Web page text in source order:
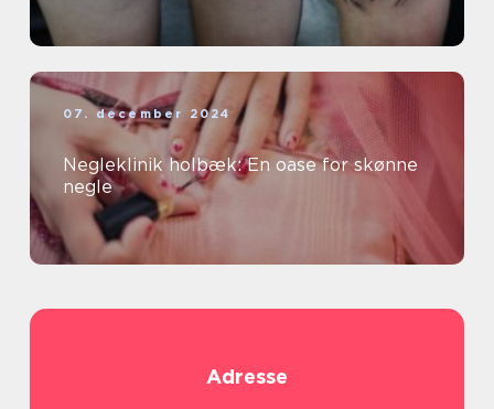
07. december 2024
Negleklinik holbæk: En oase for skønne
negle
Adresse